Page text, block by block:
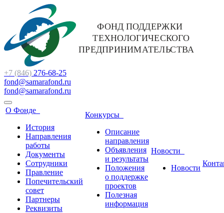
+7 (846) 276-68-25
fond@samarafond.ru
fond@samarafond.ru
О Фонде
История
Направления
работы
Документы
Сотрудники
Правление
Попечительский
совет
Партнеры
Реквизиты
Конкурсы
Описание
направления
Объявления
и результаты
Положения
о поддержке
проектов
Полезная
информация
Новости
Новости